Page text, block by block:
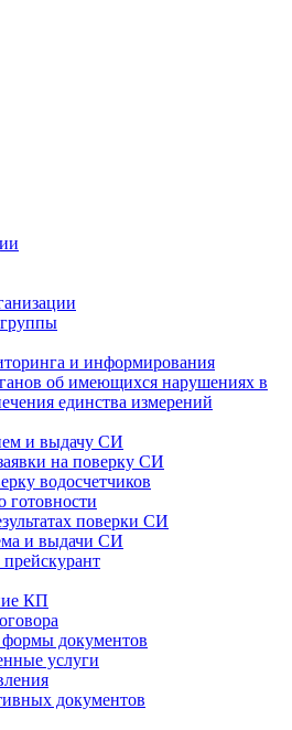
и информирования
об имеющихся нарушениях в
единства измерений
и выдачу СИ
на поверку СИ
водосчетчиков
поверки СИ
и выдачи СИ
КП
документов
услуги
документов